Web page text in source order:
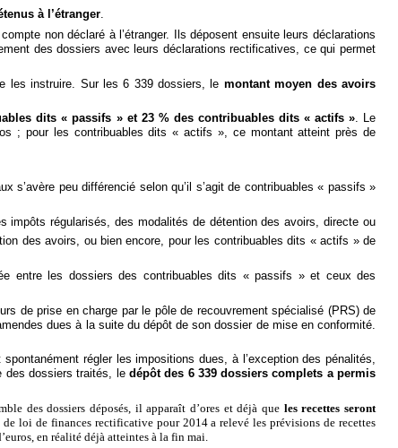
à l’étranger.
non déclaré à l’étranger. Ils déposent ensuite leurs déclarations
des dossiers avec leurs déclarations rectificatives, ce qui permet
les instruire. Sur les 6 339 dossiers, le montant moyen des avoirs
dits « passifs » et 23 % des contribuables dits « actifs ». Le
; pour les contribuables dits « actifs », ce montant atteint près de
s’avère peu différencié selon qu’il s’agit de contribuables « passifs »
impôts régularisés, des modalités de détention des avoirs, directe ou
des avoirs, ou bien encore, pour les contribuables dits « actifs » de
entre les dossiers des contribuables dits « passifs » et ceux des
de prise en charge par le pôle de recouvrement spécialisé (PRS) de
dues à la suite du dépôt de son dossier de mise en conformité.
régler les impositions dues, à l’exception des pénalités,
des dossiers traités, le dépôt des 6 339 dossiers complets a permis
des dossiers déposés, il apparaît d’ores et déjà que les recettes seront
loi de finances rectificative pour 2014 a relevé les prévisions de recettes
en réalité déjà atteintes à la fin mai.